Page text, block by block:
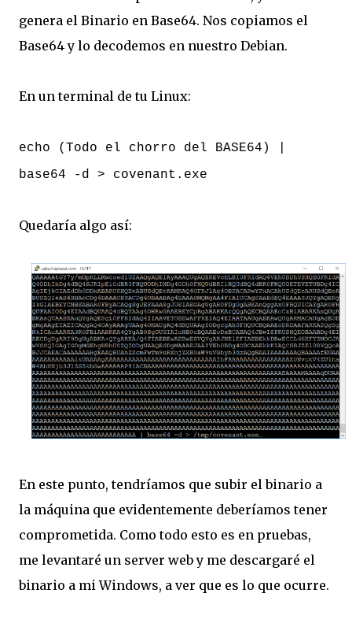
genera el Binario en Base64. Nos copiamos el
Base64 y lo decodemos en nuestro Debian.
En un terminal de tu Linux:
echo (Todo el chorro del BASE64) |
base64 -d > covenant.exe
Quedaría algo así:
En este punto, tendríamos que subir el binario a
la máquina que evidentemente deberíamos tener
comprometida. Como todo esto es en pruebas,
me levantaré un server web y me descargaré el
binario a mi Windows, a ver que es lo que ocurre.